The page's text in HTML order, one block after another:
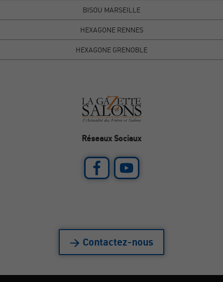
BISOU MARSEILLE
HEXAGONE RENNES
HEXAGONE GRENOBLE
Réseaux Sociaux
> Contactez-nous